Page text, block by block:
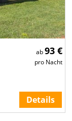
ab93 €
pro Nacht
Details